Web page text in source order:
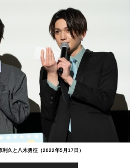
利久と八木勇征（2022年5月17日）